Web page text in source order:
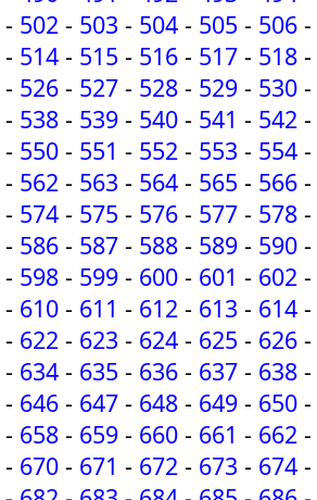
- 502 - 503 - 504 - 505 - 506 -
- 514 - 515 - 516 - 517 - 518 -
- 526 - 527 - 528 - 529 - 530 -
- 538 - 539 - 540 - 541 - 542 -
- 550 - 551 - 552 - 553 - 554 -
- 562 - 563 - 564 - 565 - 566 -
- 574 - 575 - 576 - 577 - 578 -
- 586 - 587 - 588 - 589 - 590 -
- 598 - 599 - 600 - 601 - 602 -
- 610 - 611 - 612 - 613 - 614 -
- 622 - 623 - 624 - 625 - 626 -
- 634 - 635 - 636 - 637 - 638 -
- 646 - 647 - 648 - 649 - 650 -
- 658 - 659 - 660 - 661 - 662 -
- 670 - 671 - 672 - 673 - 674 -